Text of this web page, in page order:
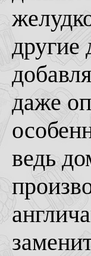
другие
даже
ведь